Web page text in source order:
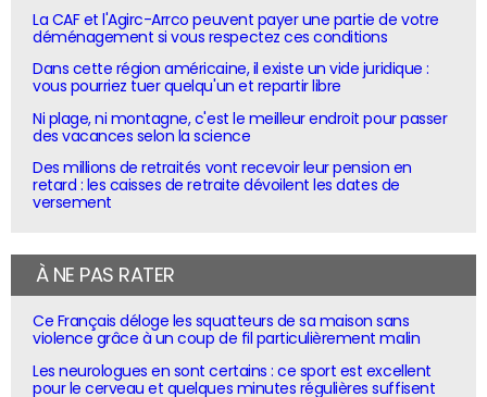
La CAF et l'Agirc-Arrco peuvent payer une partie de votre
déménagement si vous respectez ces conditions
Dans cette région américaine, il existe un vide juridique :
vous pourriez tuer quelqu'un et repartir libre
Ni plage, ni montagne, c'est le meilleur endroit pour passer
des vacances selon la science
Des millions de retraités vont recevoir leur pension en
retard : les caisses de retraite dévoilent les dates de
versement
À NE PAS RATER
Ce Français déloge les squatteurs de sa maison sans
violence grâce à un coup de fil particulièrement malin
Les neurologues en sont certains : ce sport est excellent
pour le cerveau et quelques minutes régulières suffisent